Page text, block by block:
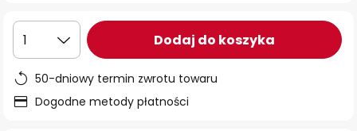
1 Dodaj do koszyka
50-dniowy termin zwrotu towaru
Dogodne metody płatności